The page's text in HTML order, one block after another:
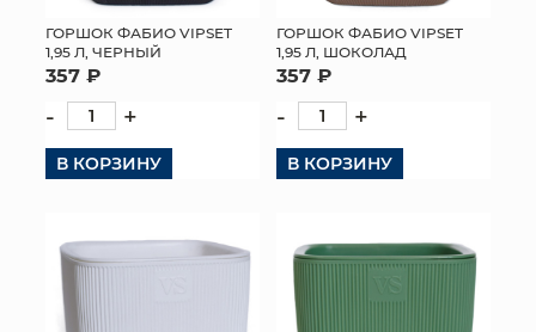
ГОРШОК ФАБИО VIPSET
1,95 Л, ЧЕРНЫЙ
357 ₽
- +
В КОРЗИНУ
ГОРШОК ФАБИО VIPSET
1,95 Л, ШОКОЛАД
357 ₽
- +
В КОРЗИНУ